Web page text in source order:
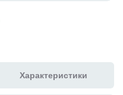
Характеристики